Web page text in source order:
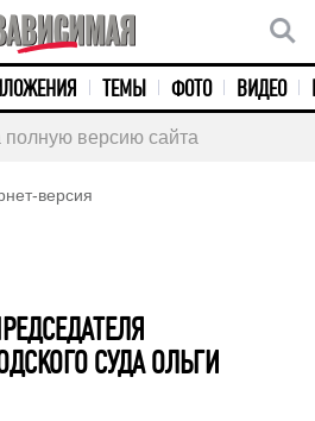
ТЕМЫ ФОТО ВИДЕО
полную версию сайта
версия
СУДА ОЛЬГИ